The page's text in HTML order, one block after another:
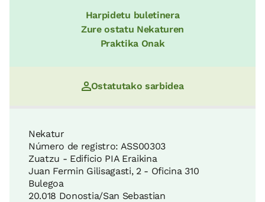
Harpidetu buletinera
Zure ostatu Nekaturen
Praktika Onak
Ostatutako sarbidea
Nekatur
Número de registro: ASS00303
Zuatzu - Edificio PIA Eraikina
Juan Fermin Gilisagasti, 2 - Oficina 310
Bulegoa
20.018 Donostia/San Sebastian